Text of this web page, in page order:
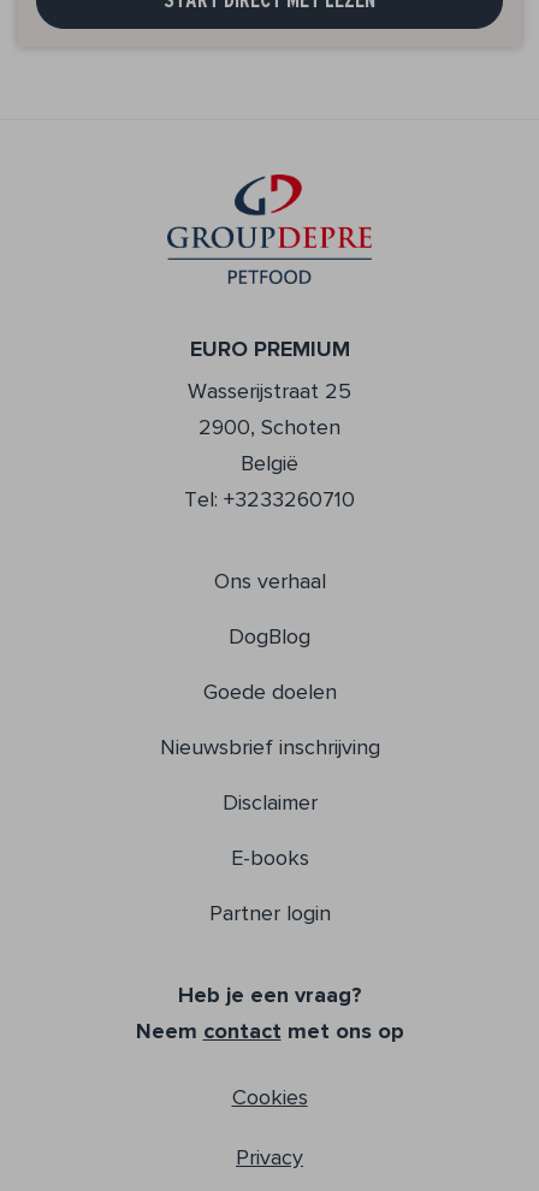
EURO PREMIUM
Wasserijstraat 25
2900, Schoten
België
Tel: +3233260710
Ons verhaal
DogBlog
Goede doelen
Nieuwsbrief inschrijving
Disclaimer
E-books
Partner login
Heb je een vraag?
Neem contact met ons op
Cookies
Privacy